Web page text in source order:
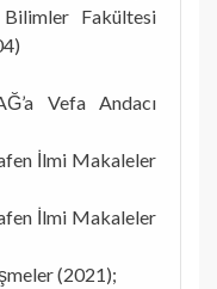
Fakültesi
Vefa Andacı
İlmi Makaleler
İlmi Makaleler
(2021);